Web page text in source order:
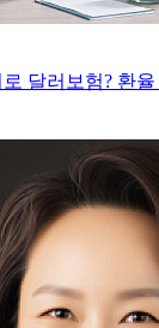
로 달러보험? 환